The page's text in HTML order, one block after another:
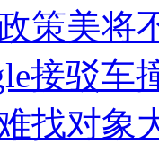
策美将
接驳车
找对象